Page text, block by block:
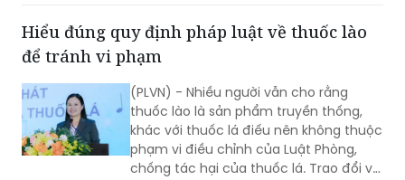
người châu Á.
(PLVN) - Nhiều người vẫn cho rằng
thuốc lào là sản phẩm truyền thống,
khác với thuốc lá điếu nên không thuộc
phạm vi điều chỉnh của Luật Phòng,
chống tác hại của thuốc lá. Trao đổi với
phóng viên Báo Pháp luật Việt Nam, Ths.
Nguyễn Thị Thu Hương - chuyên gia về
Bé 6 tuổi bị que tre đâm xuyên vành tai khi